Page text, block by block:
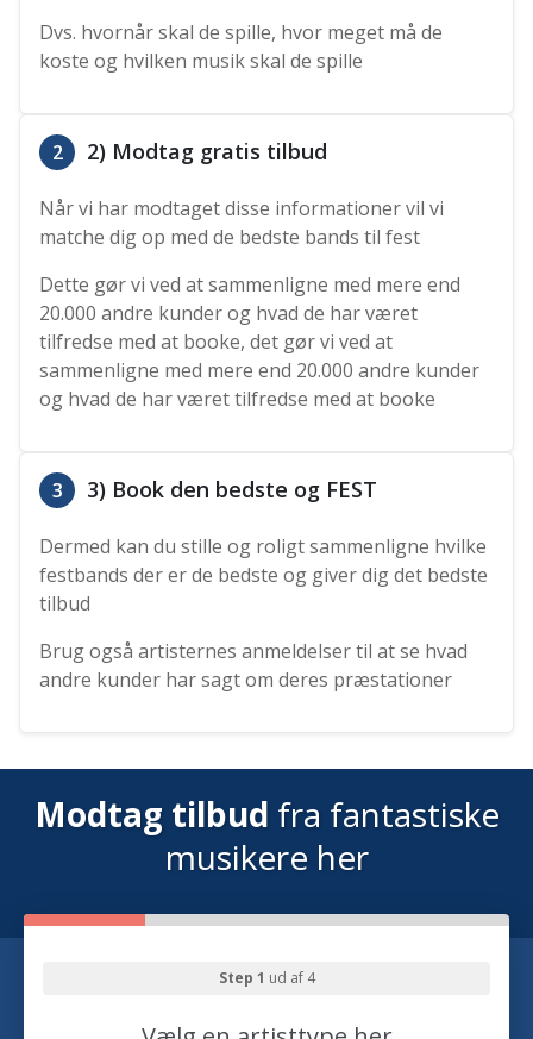
Dvs. hvornår skal de spille, hvor meget må de
koste og hvilken musik skal de spille
2 2) Modtag gratis tilbud
Når vi har modtaget disse informationer vil vi
matche dig op med de bedste bands til fest
Dette gør vi ved at sammenligne med mere end
20.000 andre kunder og hvad de har været
tilfredse med at booke, det gør vi ved at
sammenligne med mere end 20.000 andre kunder
og hvad de har været tilfredse med at booke
3 3) Book den bedste og FEST
Dermed kan du stille og roligt sammenligne hvilke
festbands der er de bedste og giver dig det bedste
tilbud
Brug også artisternes anmeldelser til at se hvad
andre kunder har sagt om deres præstationer
Modtag tilbud fra fantastiske
musikere her
Step 1 ud af 4